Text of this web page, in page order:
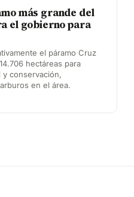
más grande del
el gobierno para
el páramo Cruz
hectáreas para
y conservación,
en el área.